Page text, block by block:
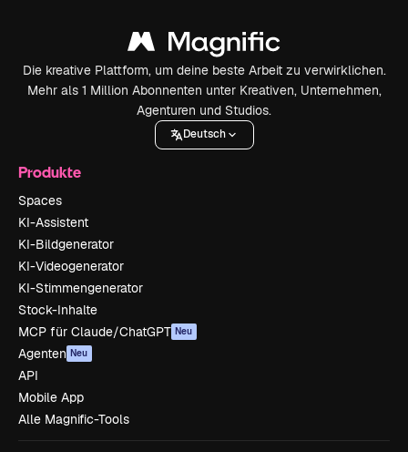
Die kreative Plattform, um deine beste Arbeit zu verwirklichen.
Mehr als 1 Million Abonnenten unter Kreativen, Unternehmen,
Agenturen und Studios.
Deutsch
Produkte
Spaces
KI-Assistent
KI-Bildgenerator
KI-Videogenerator
KI-Stimmengenerator
Stock-Inhalte
MCP für Claude/ChatGPT Neu
Agenten Neu
API
Mobile App
Alle Magnific-Tools